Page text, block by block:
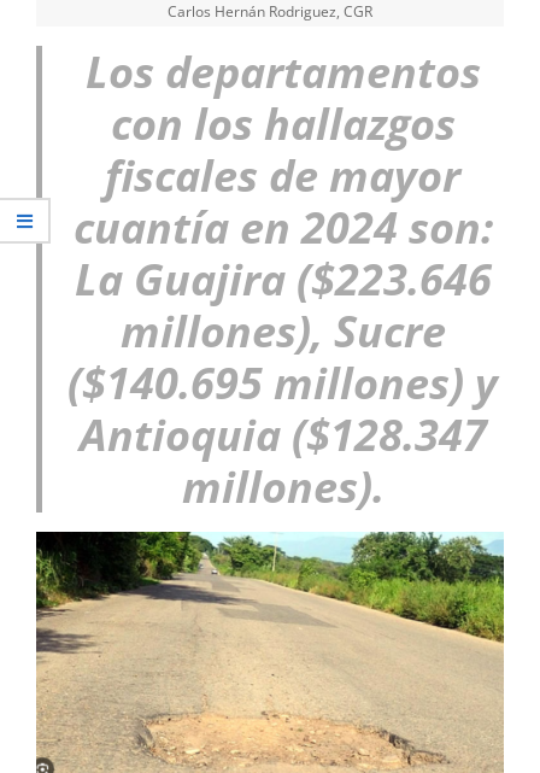
Carlos Hernán Rodriguez, CGR
Los departamentos
con los hallazgos
fiscales de mayor
cuantía en 2024 son:
La Guajira ($223.646
millones), Sucre
($140.695 millones) y
Antioquia ($128.347
millones).